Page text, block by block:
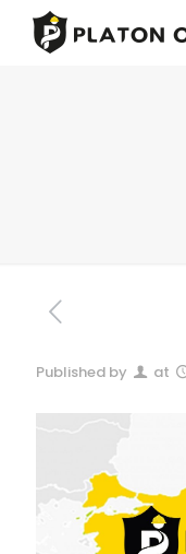
Published by at